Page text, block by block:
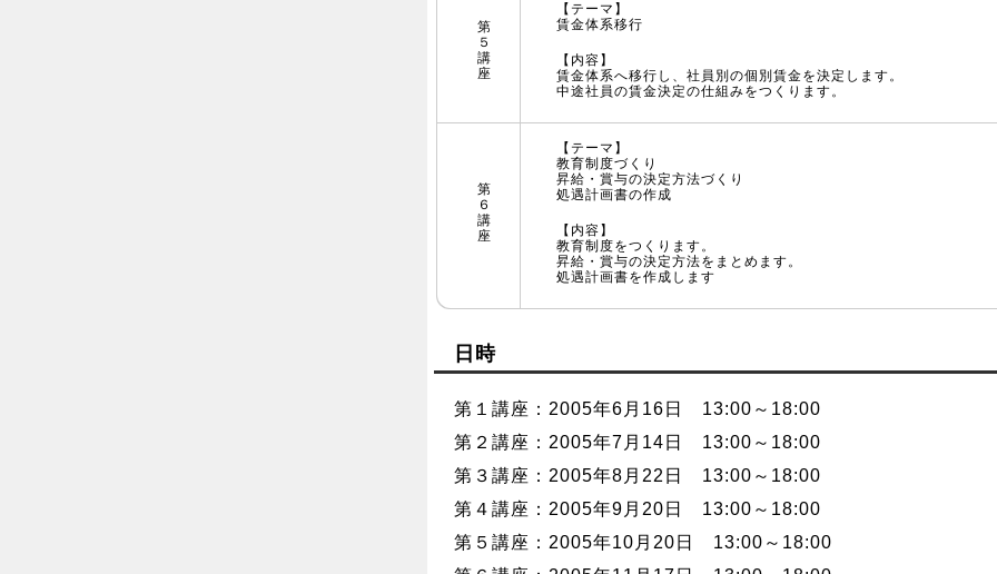
第
５
講
座
【テーマ】
賃金体系移行
【内容】
賃金体系へ移行し、社員別の個別賃金を決定します。
中途社員の賃金決定の仕組みをつくります。
第
６
講
座
【テーマ】
教育制度づくり
昇給・賞与の決定方法づくり
処遇計画書の作成
【内容】
教育制度をつくります。
昇給・賞与の決定方法をまとめます。
処遇計画書を作成します
日時
第１講座：2005年6月16日 13:00～18:00
第２講座：2005年7月14日 13:00～18:00
第３講座：2005年8月22日 13:00～18:00
第４講座：2005年9月20日 13:00～18:00
第５講座：2005年10月20日 13:00～18:00